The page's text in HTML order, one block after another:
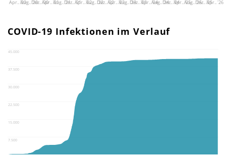
Apr.. '20Aug.. '20Dez.. '20Apr.. '21Aug.. '21Dez.. '21Apr.. '22Aug.. '22Dez.. '22Apr.. '23Aug.. '23Dez.. '23Apr.. '24Aug.. '24Dez.. '24Apr.. '25Aug.. '25Dez.. '25Apr.. '26
COVID-19 Infektionen im Verlauf
7.500
15.000
22.500
30.000
37.500
45.000